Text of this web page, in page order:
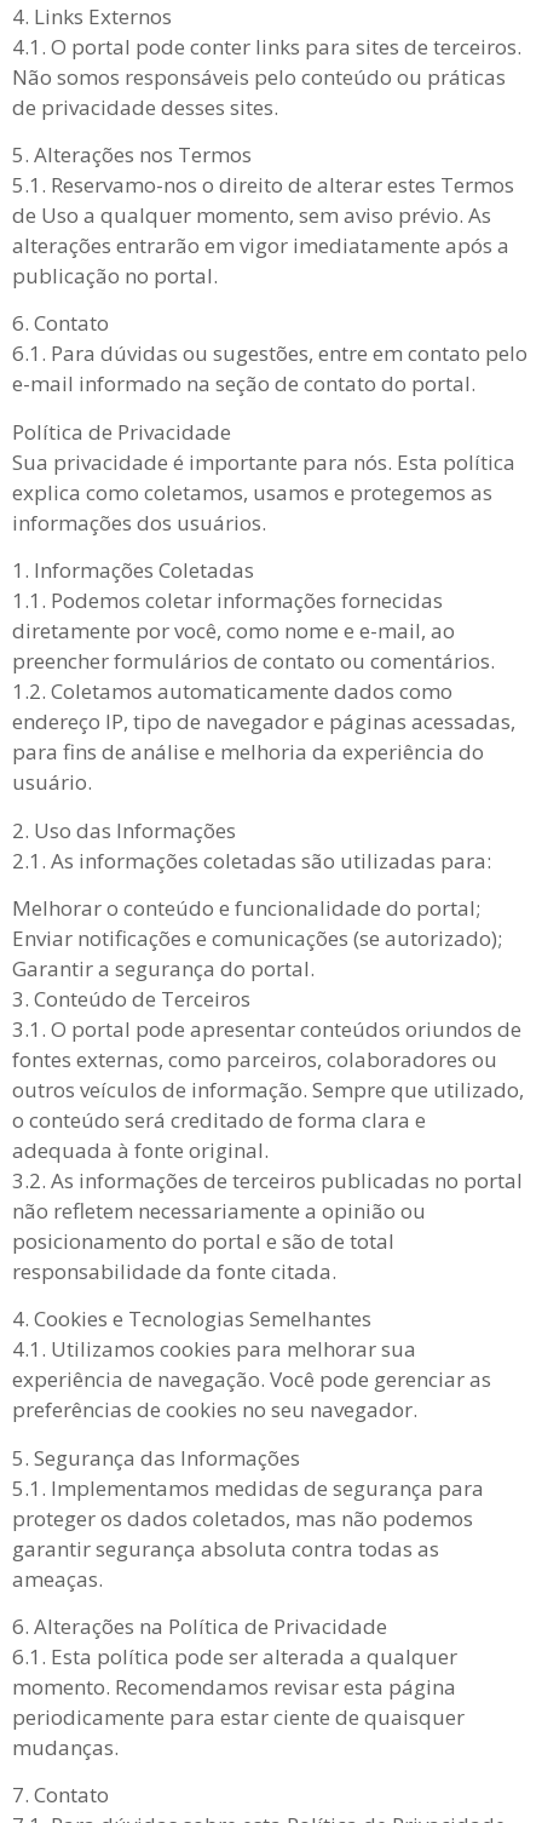
4. Links Externos
4.1. O portal pode conter links para sites de terceiros.
Não somos responsáveis pelo conteúdo ou práticas
de privacidade desses sites.
5. Alterações nos Termos
5.1. Reservamo-nos o direito de alterar estes Termos
de Uso a qualquer momento, sem aviso prévio. As
alterações entrarão em vigor imediatamente após a
publicação no portal.
6. Contato
6.1. Para dúvidas ou sugestões, entre em contato pelo
e-mail informado na seção de contato do portal.
Política de Privacidade
Sua privacidade é importante para nós. Esta política
explica como coletamos, usamos e protegemos as
informações dos usuários.
1. Informações Coletadas
1.1. Podemos coletar informações fornecidas
diretamente por você, como nome e e-mail, ao
preencher formulários de contato ou comentários.
1.2. Coletamos automaticamente dados como
endereço IP, tipo de navegador e páginas acessadas,
para fins de análise e melhoria da experiência do
usuário.
2. Uso das Informações
2.1. As informações coletadas são utilizadas para:
Melhorar o conteúdo e funcionalidade do portal;
Enviar notificações e comunicações (se autorizado);
Garantir a segurança do portal.
3. Conteúdo de Terceiros
3.1. O portal pode apresentar conteúdos oriundos de
fontes externas, como parceiros, colaboradores ou
outros veículos de informação. Sempre que utilizado,
o conteúdo será creditado de forma clara e
adequada à fonte original.
3.2. As informações de terceiros publicadas no portal
não refletem necessariamente a opinião ou
posicionamento do portal e são de total
responsabilidade da fonte citada.
4. Cookies e Tecnologias Semelhantes
4.1. Utilizamos cookies para melhorar sua
experiência de navegação. Você pode gerenciar as
preferências de cookies no seu navegador.
5. Segurança das Informações
5.1. Implementamos medidas de segurança para
proteger os dados coletados, mas não podemos
garantir segurança absoluta contra todas as
ameaças.
6. Alterações na Política de Privacidade
6.1. Esta política pode ser alterada a qualquer
momento. Recomendamos revisar esta página
periodicamente para estar ciente de quaisquer
mudanças.
7. Contato